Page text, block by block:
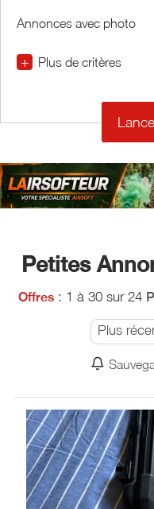
Annonces avec photo
+ Plus de critères
Petites
Offres : 1 à 30 sur 24
Plus